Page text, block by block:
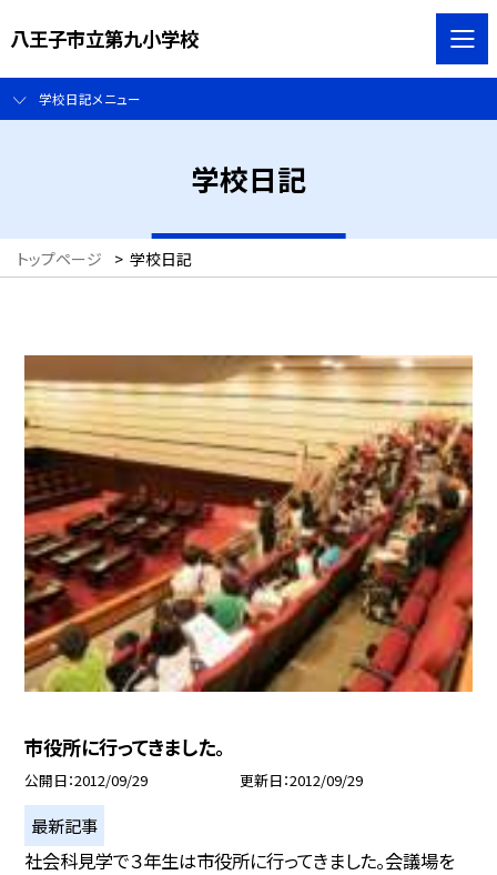
八王子市立第九小学校
学校日記メニュー
学校日記
トップページ > 学校日記
市役所に行ってきました。
公開日 2012/09/29 更新日 2012/09/29
最新記事
社会科見学で３年生は市役所に行ってきました。会議場を